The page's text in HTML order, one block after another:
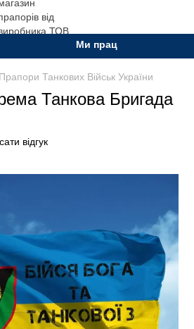
Ми працюємо. Все буде
Прапори Танкових Військ України
Танкова Бригада
відгук